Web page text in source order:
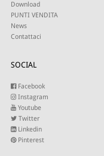
Download
PUNTI VENDITA
News
Contattaci
SOCIAL
Facebook
Instagram
Youtube
Twitter
Linkedin
Pinterest